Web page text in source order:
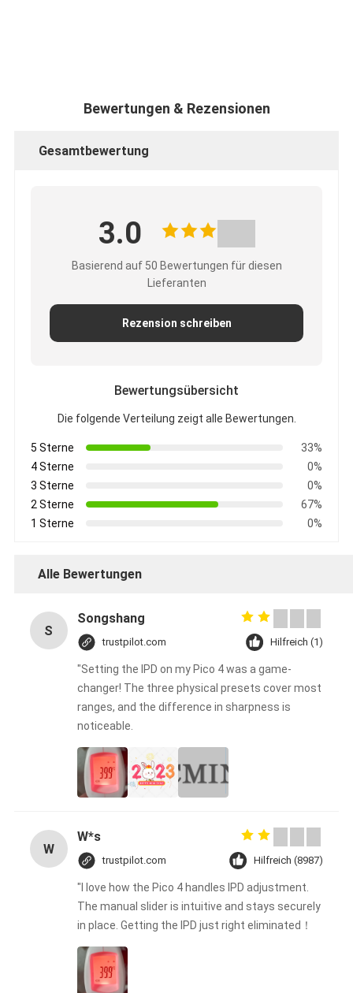
Bewertungen & Rezensionen
Gesamtbewertung
3.0
Basierend auf 50 Bewertungen für diesen
Lieferanten
Rezension schreiben
Bewertungsübersicht
Die folgende Verteilung zeigt alle Bewertungen.
5 Sterne
33%
4 Sterne
0%
3 Sterne
0%
2 Sterne
67%
1 Sterne
0%
Alle Bewertungen
S
Songshang
trustpilot.com Hilfreich (1)
"Setting the IPD on my Pico 4 was a game-
changer! The three physical presets cover most
ranges, and the difference in sharpness is
noticeable.
W
W*s
trustpilot.com Hilfreich (8987)
"I love how the Pico 4 handles IPD adjustment.
The manual slider is intuitive and stays securely
in place. Getting the IPD just right eliminated！